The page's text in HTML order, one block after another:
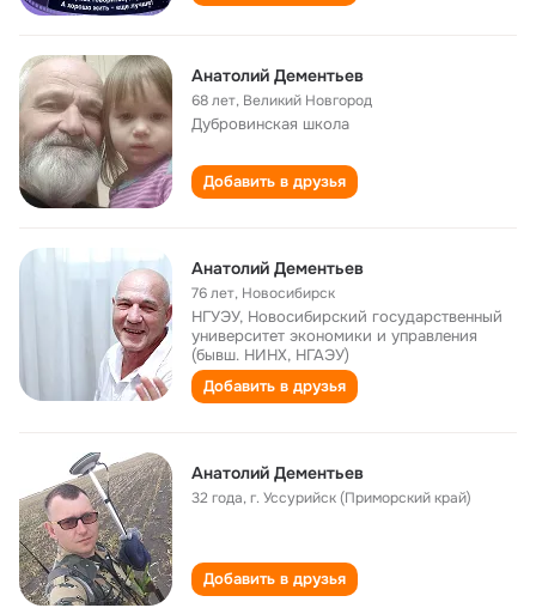
Анатолий Дементьев
68 лет, Великий Новгород
Дубровинская школа
Добавить в друзья
Анатолий Дементьев
76 лет, Новосибирск
НГУЭУ, Новосибирский государственный
университет экономики и управления
(бывш. НИНХ, НГАЭУ)
Добавить в друзья
Анатолий Дементьев
32 года,г. Уссурийск (Приморский край)
Добавить в друзья